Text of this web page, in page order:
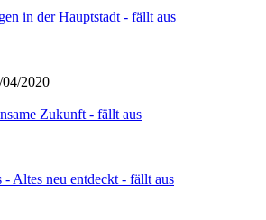
in der Hauptstadt - fällt aus
04/2020
Zukunft - fällt aus
- Altes neu entdeckt - fällt aus